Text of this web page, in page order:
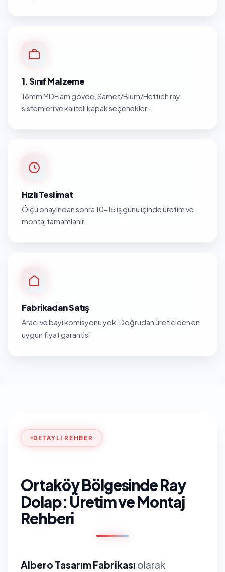
1. Sınıf Malzeme
18mm MDFlam gövde, Samet/Blum/Hettich ray
sistemleri ve kaliteli kapak seçenekleri.
Hızlı Teslimat
Ölçü onayından sonra 10-15 iş günü içinde üretim ve
montaj tamamlanır.
Fabrikadan Satış
Aracı ve bayi komisyonu yok. Doğrudan üreticiden en
uygun fiyat garantisi.
DETAYLI REHBER
Ortaköy Bölgesinde Ray
Dolap: Üretim ve Montaj
Rehberi
Albero Tasarım Fabrikası olarak